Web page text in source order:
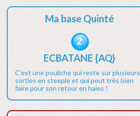
Ma base Quinté
2
ECBATANE {AQ}
C'est une pouliche qui reste sur plusieurs
sorties en steeple et qui peut très bien
faire pour son retour en haies !